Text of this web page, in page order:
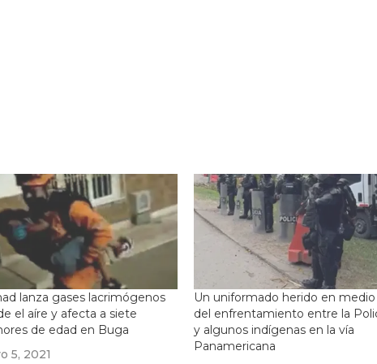
lanza gases lacrimógenos
el aíre y afecta a siete
de edad en Buga
5, 2021
Un uniformado herido en medio
del enfrentamiento entre la
y algunos indígenas en la vía
Panamericana